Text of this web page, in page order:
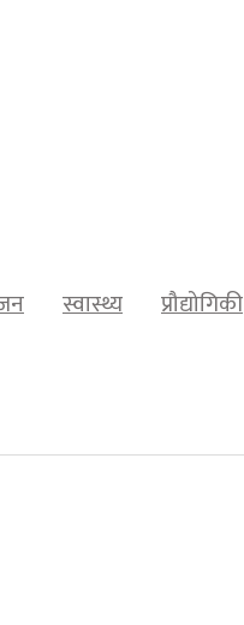
स्वास्थ्य प्रौद्योगिकी